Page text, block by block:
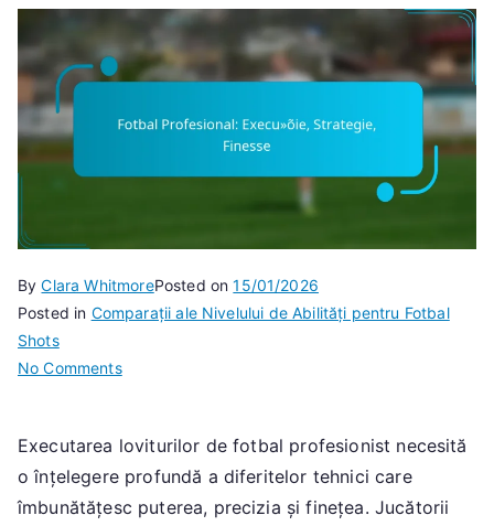
ByClara WhitmorePosted on15/01/2026
Posted in Comparații ale Nivelului de Abilități pentru Fotbal
Shots
No Commentson
Execuție,
Strategie,
Finesse
Executarea loviturilor de fotbal profesionist necesită
o înțelegere profundă a diferitelor tehnici care
îmbunătățesc puterea, precizia și finețea. Jucătorii